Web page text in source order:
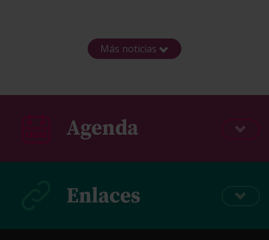
Más noticias